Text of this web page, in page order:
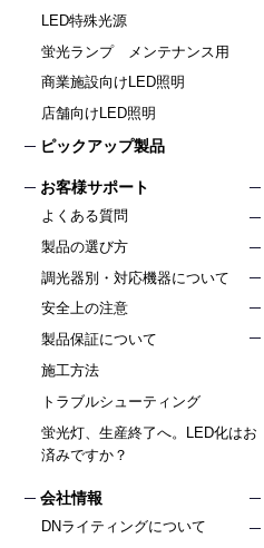
LED特殊光源
蛍光ランプ メンテナンス用
商業施設向けLED照明
店舗向けLED照明
ピックアップ製品
お客様サポート
よくある質問
製品の選び方
調光器別・対応機器について
安全上の注意
製品保証について
施工方法
トラブルシューティング
蛍光灯、生産終了へ。LED化はお
済みですか？
会社情報
DNライティングについて